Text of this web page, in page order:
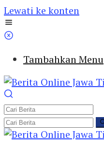
Lewati ke konten
Tambahkan Menu